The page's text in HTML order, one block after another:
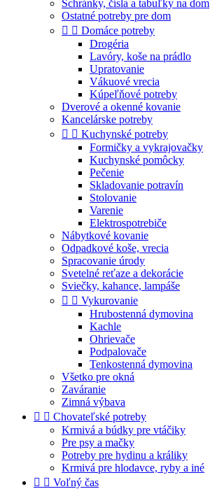
Schránky, čísla a tabuľky na dom
Ostatné potreby pre dom
  Domáce potreby
Drogéria
Lavóry, koše na prádlo
Upratovanie
Vákuové vrecia
Kúpeľňové potreby
Dverové a okenné kovanie
Kancelárske potreby
  Kuchynské potreby
Formičky a vykrajovačky
Kuchynské pomôcky
Pečenie
Skladovanie potravín
Stolovanie
Varenie
Elektrospotrebiče
Nábytkové kovanie
Odpadkové koše, vrecia
Spracovanie úrody
Svetelné reťaze a dekorácie
Sviečky, kahance, lampáše
  Vykurovanie
Hrubostenná dymovina
Kachle
Ohrievače
Podpalovače
Tenkostenná dymovina
Všetko pre okná
Zaváranie
Zimná výbava
  Chovateľské potreby
Krmivá a búdky pre vtáčiky
Pre psy a mačky
Potreby pre hydinu a králiky
Krmivá pre hlodavce, ryby a iné
  Voľný čas